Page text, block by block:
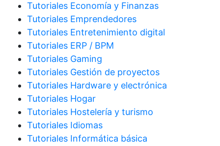
Tutoriales Economía y Finanzas
Tutoriales Emprendedores
Tutoriales Entretenimiento digital
Tutoriales ERP / BPM
Tutoriales Gaming
Tutoriales Gestión de proyectos
Tutoriales Hardware y electrónica
Tutoriales Hogar
Tutoriales Hostelería y turismo
Tutoriales Idiomas
Tutoriales Informática básica